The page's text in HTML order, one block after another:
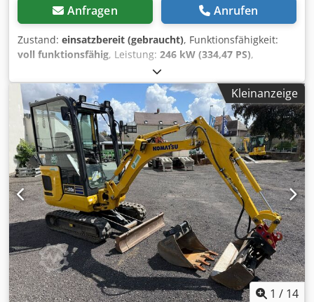
Anfragen Anrufen
Zustand: einsatzbereit (gebraucht), Funktionsfähigkeit:
voll funktionsfähig, Leistung: 246 kW (334,47 PS),
, Baujahr:
Betriebsstunden:16.300 h, Maschinen-/Fahrzeugnummer:
KMTP0087T02020305, Komatsu PC450, Baujahr 2005,
16.300 Betriebsstunden, 27 Meter Ausleger. €195.000 (3
Ausleger und Schere sind neu) Herstellungsdatum von
Ausleger und Schere: 2024 Die Maschine wurde vom
autorisierten Komatsu-Service generalüberholt. Diese
Maschine gewährleistet einen zuverlässigen Einsatz auch
unter Konflikt- und Kriegsbedingungen. Da sämtliche
Wartungsarbeiten kürzlich durchgeführt wurden, ist auf
der Abbruchbaustelle kein zusätzlicher Aufwand
erforderlich. Dcsdpfxsv Enwpe An Hek
Kleinanzeige
1 / 14